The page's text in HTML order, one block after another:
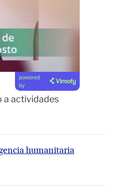
powered
by
a actividades
humanitaria